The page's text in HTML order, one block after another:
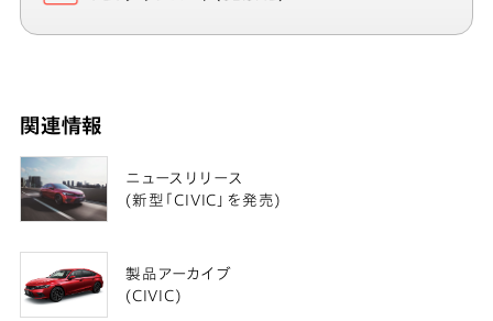
関連情報
ニュースリリース
(新型「CIVIC」を発売)
製品アーカイブ
(CIVIC)